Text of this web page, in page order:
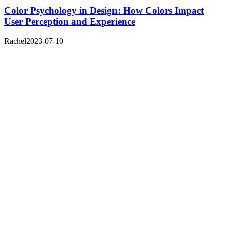
Color Psychology in Design: How Colors Impact
User Perception and Experience
Rachel2023-07-10